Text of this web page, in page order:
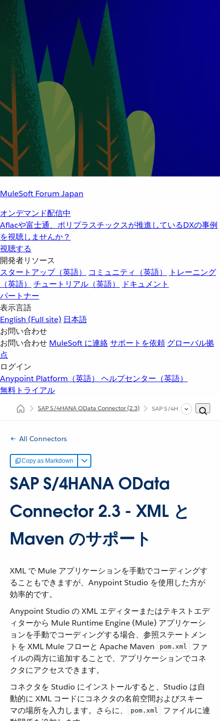
MuleSoft Forum Japan
オンデマンド配信中
Aflacや富士通、ポリプラスチックスが推進しているDXの事例
を視聴しませんか？
視聴する
開発者リソース
スタートアップ（英語）
コミュニティ（英語）
トレーニング
（英語）
チュートリアル（英語）
ドキュメント
パートナー
表示言語
English (Full site) 日本語
お問い合わせ
お問い合わせ MuleSoft に連絡サポートを依頼 グローバル拠
点
ログイン
Anypoint Platform（英語） ヘルプセンター（英語）
無料トライアル
SAP S/4HANA OData Connector(2.3) SAP S/4HANA OData
All Connectors
Copy as Markdown
SAP S/4HANA OData
Connector 2.3 - XML と
Maven のサポート
XML で Mule アプリケーションを手動でコーディングす
ることもできますが、Anypoint Studio を使用した方が
効率的です。
Anypoint Studio の XML エディターまたはテキストエデ
ィターから Mule Runtime Engine (Mule) アプリケーシ
ョンを手動でコーディングする場合、参照ステートメン
トを XML Mule フローと Apache Maven ​
pom.xml
​ ファ
イルの両方に追加することで、アプリケーションでコネ
クタにアクセスできます。
コネクタを Studio にインストールすると、Studio は自
動的に XML コードにコネクタの名前空間およびスキー
マの場所を入力します。さらに、​
pom.xml
​ ファイルに連